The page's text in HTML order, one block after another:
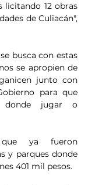
licitando 12 obras
de Culiacán",
busca con estas
se apropien de
junto con
para que
donde jugar o
que ya fueron
y parques donde
401 mil pesos.